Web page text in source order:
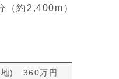
（約2,400m）
) 360万円